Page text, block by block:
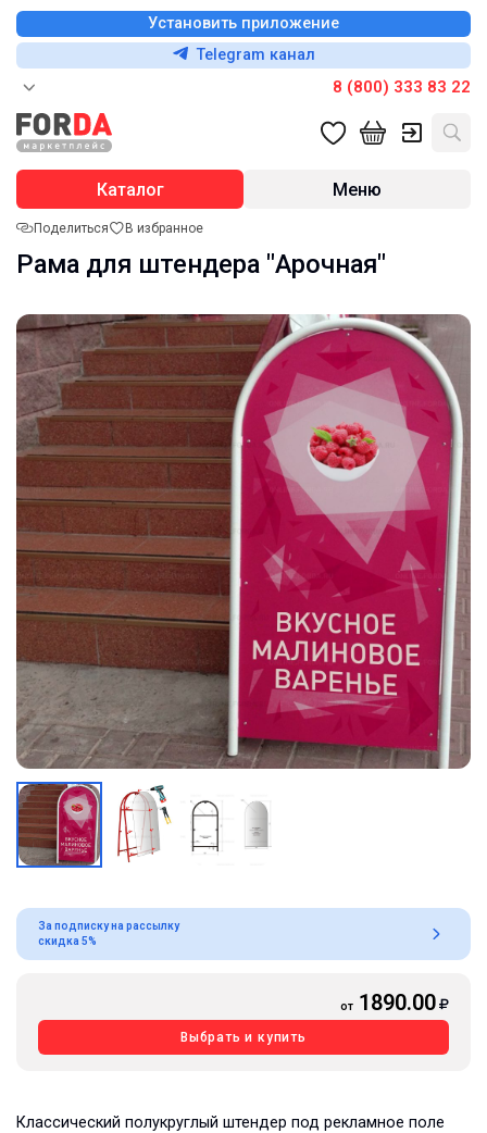
Установить приложение
Telegram канал
8 (800) 333 83 22
Каталог Меню
Поделиться В избранное
Рама для штендера "Арочная"
За подписку на рассылку
скидка 5%
от 1890.00
Выбрать и купить
Классический полукруглый штендер под рекламное поле